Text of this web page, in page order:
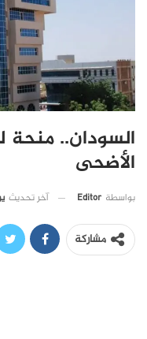
السودان.. منحة
الأضحى
بواسطة Editor آخر تحديث
مشاركة